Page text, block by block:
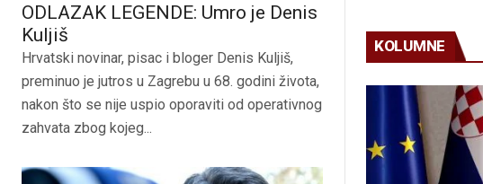
ODLAZAK LEGENDE: Umro je Denis
Kuljiš
Hrvatski novinar, pisac i bloger Denis Kuljiš,
preminuo je jutros u Zagrebu u 68. godini života,
nakon što se nije uspio oporaviti od operativnog
zahvata zbog kojeg...
KOLUMNE